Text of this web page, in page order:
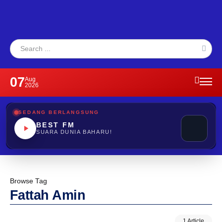
07Aug
2026
SEDANG BERLANGSUNG
BEST FM
SUARA DUNIA BAHARU!
Browse Tag
Fattah Amin